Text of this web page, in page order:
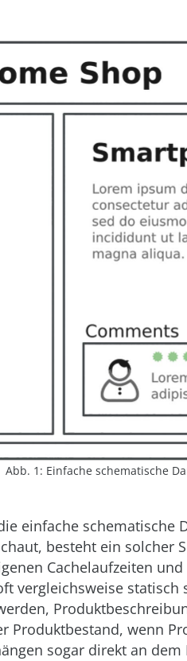
Abb. 1: Einfache schematische
einfache schematische
besteht ein solcher
Cachelaufzeiten
vergleichsweise
Produktbestand, wenn
sogar direkt an